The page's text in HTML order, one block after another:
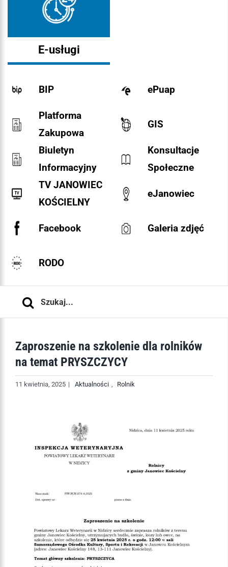
E-usługi
BIP ePuap
Platforma
Zakupowa
GIS
Biuletyn
Informacyjny
Konsultacje
Społeczne
TV JANOWIEC
KOŚCIELNY
eJanowiec
Facebook Galeria zdjęć
RODO
Zaproszenie na szkolenie dla rolników
na temat PRYSZCZYCY
11 kwietnia, 2025 | Aktualności Rolnik